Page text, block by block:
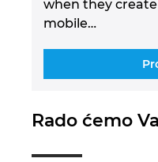
when they
mobile…
Rado ćemo